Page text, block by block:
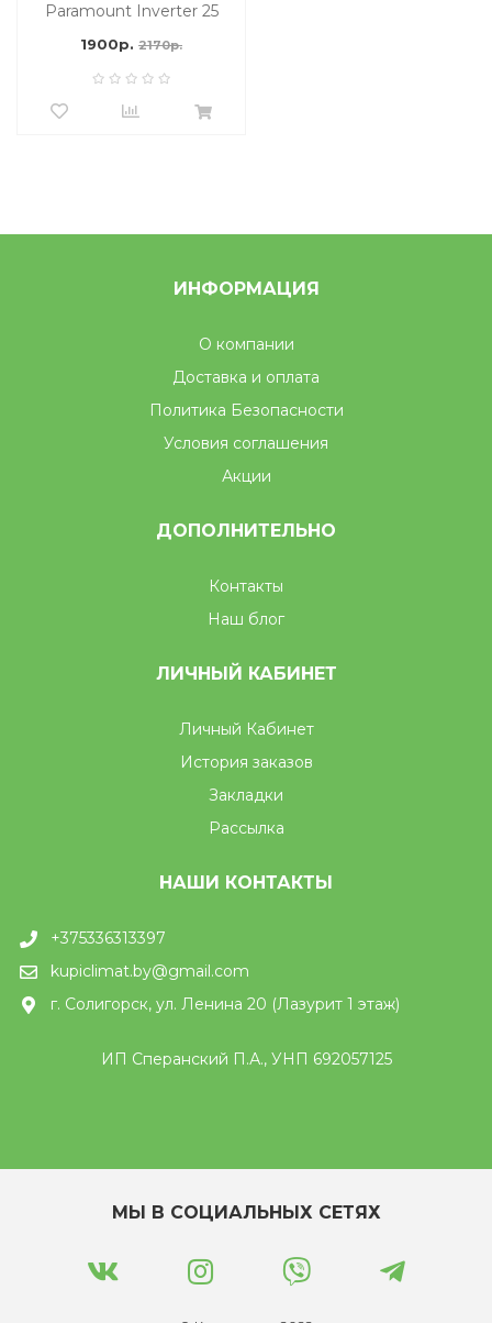
Paramount Inverter 25
1900р. 2170р.
ИНФОРМАЦИЯ
О компании
Доставка и оплата
Политика Безопасности
Условия соглашения
Акции
ДОПОЛНИТЕЛЬНО
Контакты
Наш блог
ЛИЧНЫЙ КАБИНЕТ
Личный Кабинет
История заказов
Закладки
Рассылка
НАШИ КОНТАКТЫ
+375336313397
kupiclimat.by@gmail.com
г. Солигорск, ул. Ленина 20 (Лазурит 1 этаж)
ИП Сперанский П.А., УНП 692057125
МЫ В СОЦИАЛЬНЫХ СЕТЯХ